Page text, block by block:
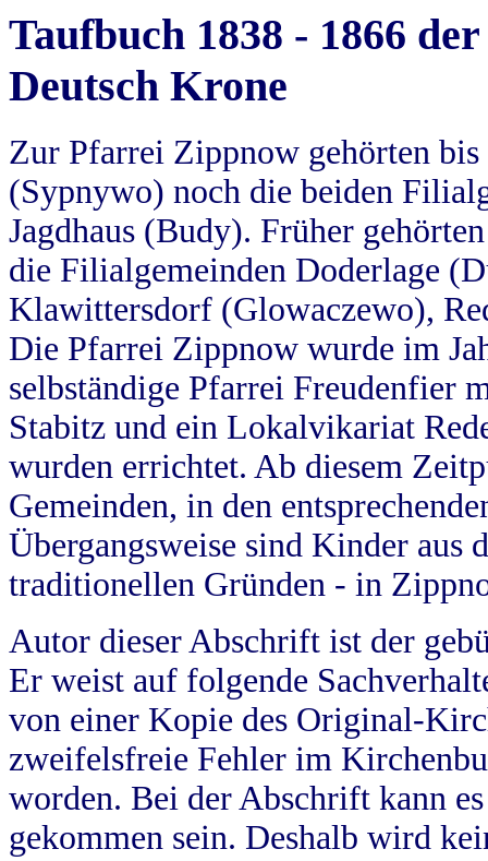
Taufbuch 1838 - 1866
Deutsch Krone
Zur Pfarrei Zippnow gehörten
(Sypnywo) noch die beiden
Jagdhaus (Budy). Früher
die Filialgemeinden Doderlage
Klawittersdorf (Glowaczewo),
Die Pfarrei Zippnow wurde im
selbständige Pfarrei Freudenfier
Stabitz und ein Lokalvikariat
wurden errichtet. Ab diesem
Gemeinden, in den
Übergangsweise sind Kinder aus
traditionellen Gründen - in
Autor dieser Abschrift ist der
Er weist auf folgende
von einer Kopie des Original-
zweifelsfreie Fehler im
worden. Bei der Abschrift kann
gekommen sein. Deshalb wird